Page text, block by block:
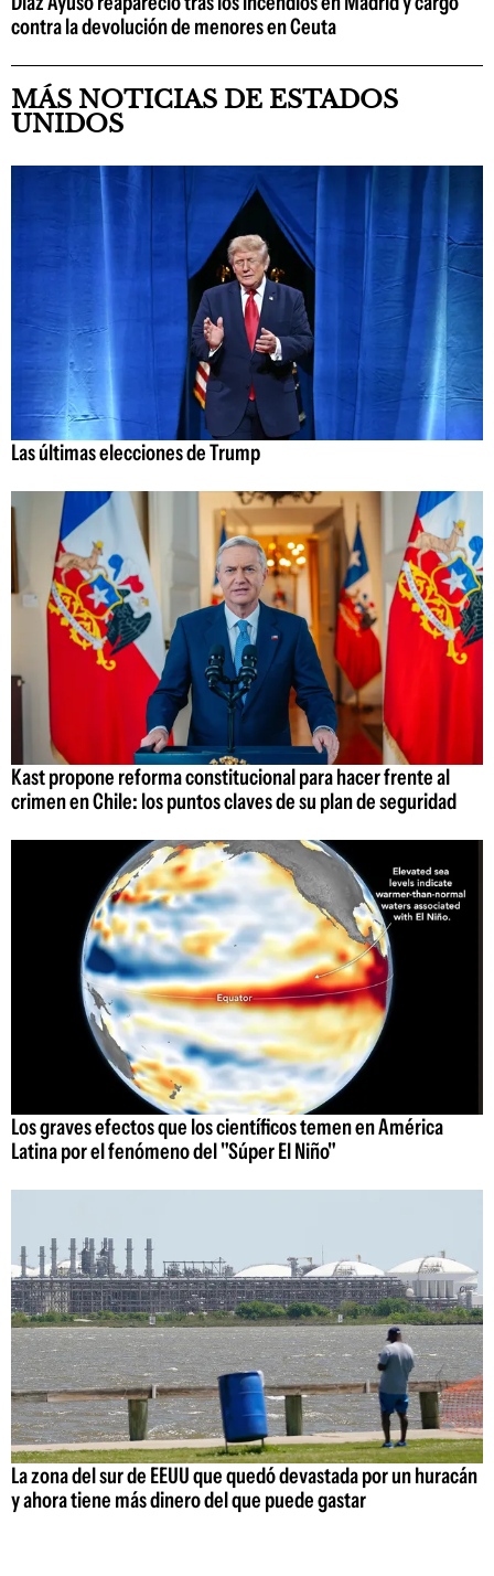
contra la devolución de menores en Ceuta
MÁS NOTICIAS DE ESTADOS
UNIDOS
Las últimas elecciones de Trump
Kast propone reforma constitucional para hacer frente al
crimen en Chile: los puntos claves de su plan de seguridad
Los graves efectos que los científicos temen en América
Latina por el fenómeno del "Súper El Niño"
La zona del sur de EEUU que quedó devastada por un huracán
y ahora tiene más dinero del que puede gastar